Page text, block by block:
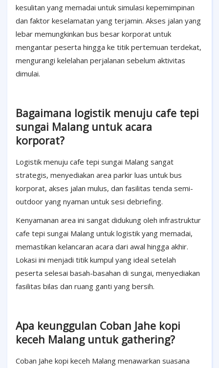
kesulitan yang memadai untuk simulasi kepemimpinan
dan faktor keselamatan yang terjamin. Akses jalan yang
lebar memungkinkan bus besar korporat untuk
mengantar peserta hingga ke titik pertemuan terdekat,
mengurangi kelelahan perjalanan sebelum aktivitas
dimulai.
Bagaimana logistik menuju cafe tepi
sungai Malang untuk acara
korporat?
Logistik menuju cafe tepi sungai Malang sangat
strategis, menyediakan area parkir luas untuk bus
korporat, akses jalan mulus, dan fasilitas tenda semi-
outdoor yang nyaman untuk sesi debriefing.
Kenyamanan area ini sangat didukung oleh infrastruktur
cafe tepi sungai Malang untuk logistik yang memadai,
memastikan kelancaran acara dari awal hingga akhir.
Lokasi ini menjadi titik kumpul yang ideal setelah
peserta selesai basah-basahan di sungai, menyediakan
fasilitas bilas dan ruang ganti yang bersih.
Apa keunggulan Coban Jahe kopi
keceh Malang untuk gathering?
Coban Jahe kopi keceh Malang menawarkan suasana